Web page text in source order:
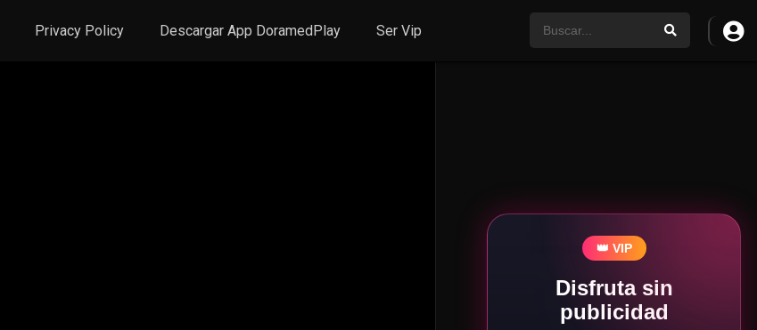
Privacy Policy Descargar App DoramedPlay Ser Vip
👑 VIP
Disfruta sin
publicidad